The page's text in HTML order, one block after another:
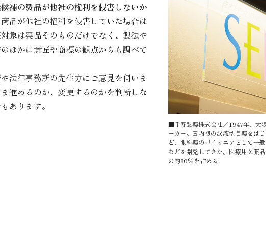
■千寿製薬株式会社／1947年、大
ーカー。国内初の涙液型目薬をは
ど、眼科薬のパイオニアとして一
などを開発してきた。医療用医薬
の約80％を占める
補の製品が他社の権利を侵害しないか
品が他社の権利を侵害していた場合は
象は薬品そのものだけでなく、製法や
ほかに意匠や商標の観点からも調べて
法律事務所の先生方にご意見を伺いま
進めるのか、変更するのかを判断しな
あります。